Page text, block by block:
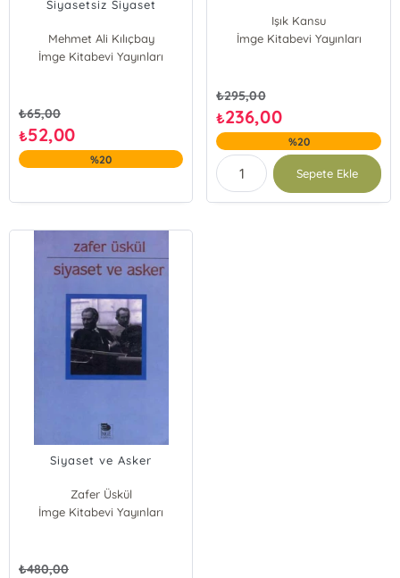
Siyasetsiz Siyaset
Mehmet Ali Kılıçbay
İmge Kitabevi Yayınları
₺65,00
₺52,00
%20
Işık Kansu
Mustafa Gazalcı
İmge Kitabevi Yayınları
₺295,00
₺236,00
%20
Sepete Ekle
Siyaset ve Asker
Zafer Üskül
İmge Kitabevi Yayınları
₺480,00